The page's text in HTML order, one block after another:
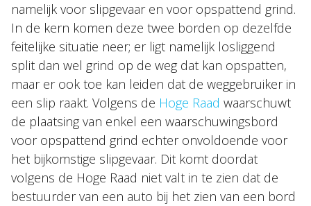
namelijk voor slipgevaar en voor opspattend grind.
In de kern komen deze twee borden op dezelfde
feitelijke situatie neer; er ligt namelijk losliggend
split dan wel grind op de weg dat kan opspatten,
maar er ook toe kan leiden dat de weggebruiker in
een slip raakt. Volgens de Hoge Raad waarschuwt
de plaatsing van enkel een waarschuwingsbord
voor opspattend grind echter onvoldoende voor
het bijkomstige slipgevaar. Dit komt doordat
volgens de Hoge Raad niet valt in te zien dat de
bestuurder van een auto bij het zien van een bord